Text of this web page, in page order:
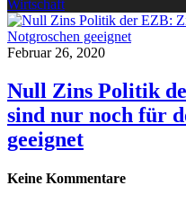
Wirtschaft
Februar 26, 2020
Null Zins Politik
sind nur noch für
geeignet
Keine Kommentare